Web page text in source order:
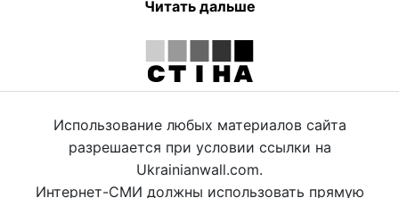
Читать дальше
Использование любых материалов сайта
разрешается при условии ссылки на
Ukrainianwall.com.
Интернет-СМИ должны использовать прямую